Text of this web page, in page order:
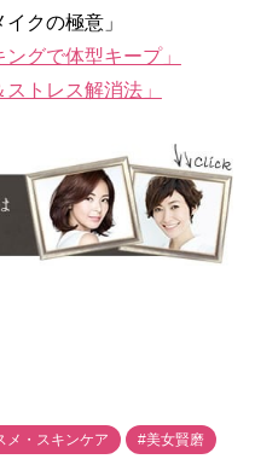
クの極意」
グで体型キープ」
トレス解消法」
メ・スキンケア #美女賢磨